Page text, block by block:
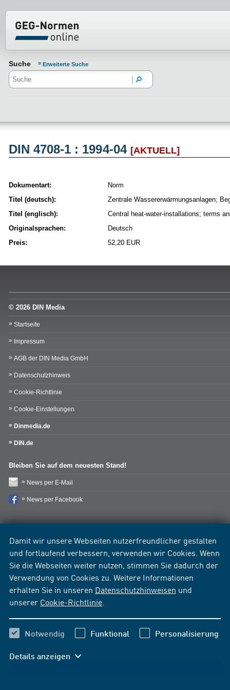
Damit wir unsere Webseiten nutzerfreundlicher gestalten
und fortlaufend verbessern, verwenden wir Cookies. Wenn
Sie die Webseiten weiter nutzen, stimmen Sie dadurch der
Verwendung von Cookies zu. Weitere Informationen
erhalten Sie in unseren Datenschutzhinweisen und
unserer Cookie-Richtlinie
Notwendig Funktional Personalisierung
Details anzeigen
Normenportal Barrierefreiheit
Suche Erweiterte Suche
DIN 4708-1 : 1994-04 [AKTUELL]
Dokumentart:
Norm
Titel (deutsch):
Zentrale Wassererwärmungsanlagen;
Titel (englisch):
Central heat-water-installations; terms
Originalsprachen:
Deutsch
Preis:
52,20 EUR
© 2026 DIN Media
Startseite
Impressum
AGB der DIN Media GmbH
Datenschutzhinweis
Cookie-Richtlinie
Cookie-Einstellungen
Dinmedia.de
DIN.de
Bleiben Sie auf dem neuesten Stand!
News per E-Mail
News per Facebook